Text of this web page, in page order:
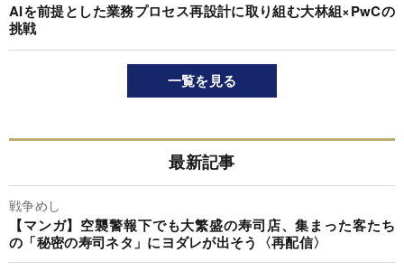
AIを前提とした業務プロセス再設計に取り組む大林組×PwCの
挑戦
一覧を見る
最新記事
戦争めし
【マンガ】空襲警報下でも大繁盛の寿司店、集まった客たち
の「秘密の寿司ネタ」にヨダレが出そう〈再配信〉